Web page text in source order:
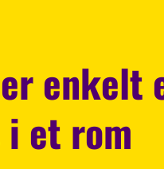
enkelt
et rom